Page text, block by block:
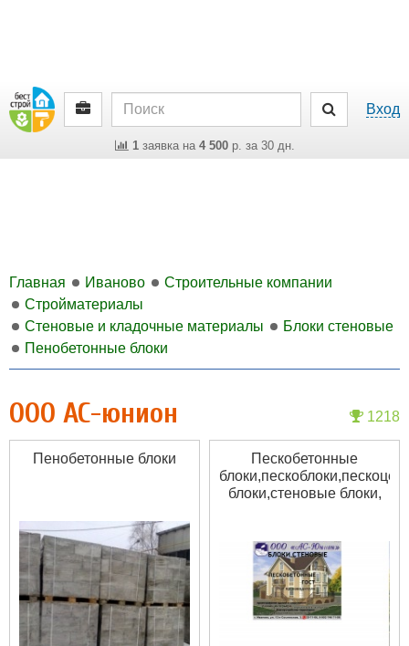
Вход
1заявка на 4 500р. за 30 дн.
Главная Иваново
Строительные компании
Стройматериалы
Стеновые и кладочные материалы
Блоки стеновые
Пенобетонные блоки
1218
ООО АС-юнион
Пенобетонные блоки
Пескобетонные
блоки,стеновые блоки,